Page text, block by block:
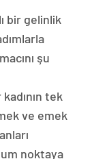
bir gelinlik
şu
tek
ve emek
noktaya